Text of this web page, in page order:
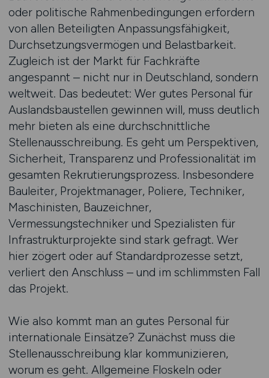
oder politische Rahmenbedingungen erfordern
von allen Beteiligten Anpassungsfähigkeit,
Durchsetzungsvermögen und Belastbarkeit.
Zugleich ist der Markt für Fachkräfte
angespannt – nicht nur in Deutschland, sondern
weltweit. Das bedeutet: Wer gutes Personal für
Auslandsbaustellen gewinnen will, muss deutlich
mehr bieten als eine durchschnittliche
Stellenausschreibung. Es geht um Perspektiven,
Sicherheit, Transparenz und Professionalität im
gesamten Rekrutierungsprozess. Insbesondere
Bauleiter, Projektmanager, Poliere, Techniker,
Maschinisten, Bauzeichner,
Vermessungstechniker und Spezialisten für
Infrastrukturprojekte sind stark gefragt. Wer
hier zögert oder auf Standardprozesse setzt,
verliert den Anschluss – und im schlimmsten Fall
das Projekt.
Wie also kommt man an gutes Personal für
internationale Einsätze? Zunächst muss die
Stellenausschreibung klar kommunizieren,
worum es geht. Allgemeine Floskeln oder